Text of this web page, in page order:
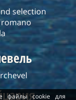
файлы cookie для
selection